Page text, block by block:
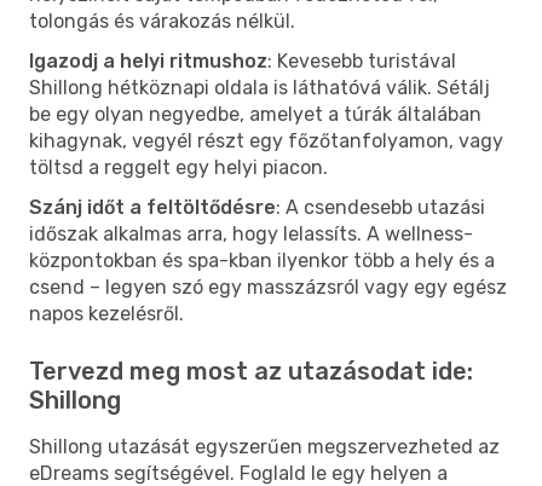
tolongás és várakozás nélkül.
Igazodj a helyi ritmushoz: Kevesebb turistával
Shillong hétköznapi oldala is láthatóvá válik. Sétálj
be egy olyan negyedbe, amelyet a túrák általában
kihagynak, vegyél részt egy főzőtanfolyamon, vagy
töltsd a reggelt egy helyi piacon.
Szánj időt a feltöltődésre: A csendesebb utazási
időszak alkalmas arra, hogy lelassíts. A wellness-
központokban és spa-kban ilyenkor több a hely és a
csend – legyen szó egy masszázsról vagy egy egész
napos kezelésről.
Tervezd meg most az utazásodat ide:
Shillong
Shillong utazását egyszerűen megszervezheted az
eDreams segítségével. Foglald le egy helyen a